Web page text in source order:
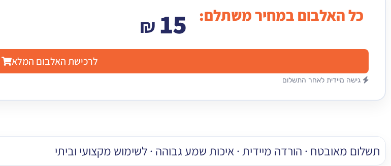
כל האלבום במחיר משתלם: ₪ 15
לרכישת האלבום המלא
גישה מיידית לאחר התשלום
תשלום מאובטח · הורדה מיידית · איכות שמע גבוהה · לשימוש מקצועי וביתי